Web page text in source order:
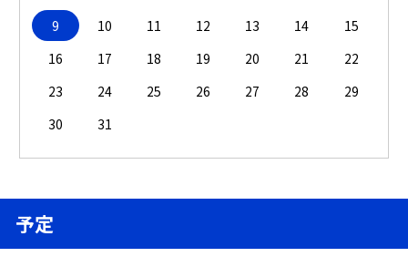
9
10 11 12 13 14
15
16
17 18 19 20 21
22
23
24 25 26 27 28
29
30
31
予定